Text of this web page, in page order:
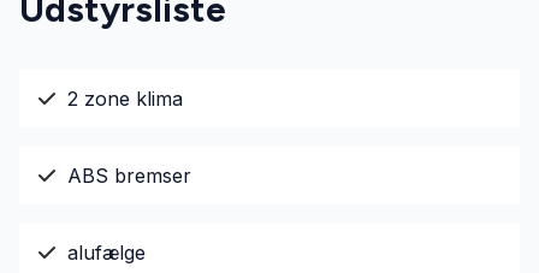
Udstyrsliste
2 zone klima
ABS bremser
alufælge